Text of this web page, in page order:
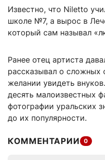
Известно, что Niletto
школе №7, а вырос в
который сам называл
Ранее отец артиста
рассказывал о
желании увидеть
десять малоизвестных
фотографии уральских
до их популярности.
КОММЕНТАРИИ 0